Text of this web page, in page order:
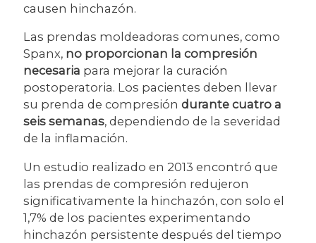
causen hinchazón.
Las prendas moldeadoras comunes, como
Spanx, no proporcionan la compresión
necesaria para mejorar la curación
postoperatoria. Los pacientes deben llevar
su prenda de compresióndurante cuatro a
seis semanas, dependiendo de la severidad
de la inflamación.
Un estudio realizado en 2013 encontró que
las prendas de compresión redujeron
significativamente la hinchazón, con solo el
1,7% de los pacientes experimentando
hinchazón persistente después del tiempo